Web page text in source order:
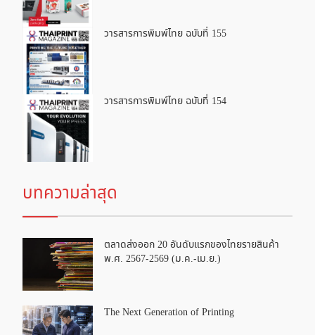
วารสารการพิมพ์ไทย ฉบับที่ 155
วารสารการพิมพ์ไทย ฉบับที่ 154
บทความล่าสุด
ตลาดส่งออก 20 อันดับแรกของไทยรายสินค้า
พ.ศ. 2567-2569 (ม.ค.-เม.ย.)
The Next Generation of Printing